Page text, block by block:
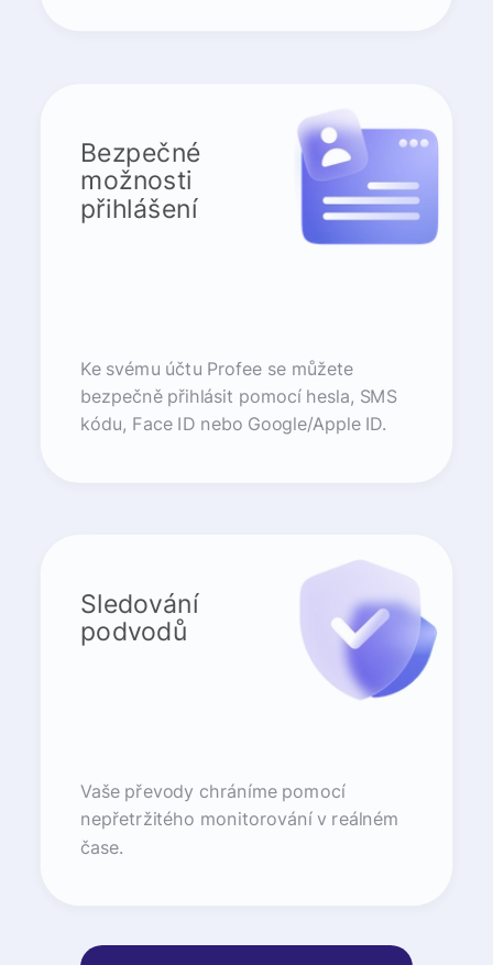
Bezpečné
možnosti
přihlášení
Ke svému účtu Profee se můžete
bezpečně přihlásit pomocí hesla, SMS
kódu, Face ID nebo Google/Apple ID.
Sledování
podvodů
Vaše převody chráníme pomocí
nepřetržitého monitorování v reálném
čase.